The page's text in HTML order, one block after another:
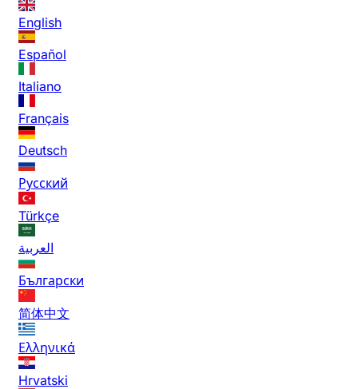
English
Español
Italiano
Français
Deutsch
Русский
Türkçe
العربية
Български
简体中文
Ελληνικά
Hrvatski